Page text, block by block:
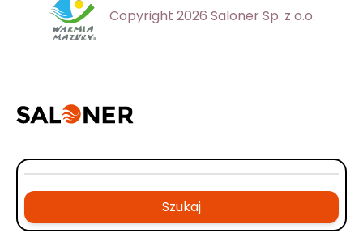
Copyright 2026 Saloner Sp. z o.o.
Szukaj